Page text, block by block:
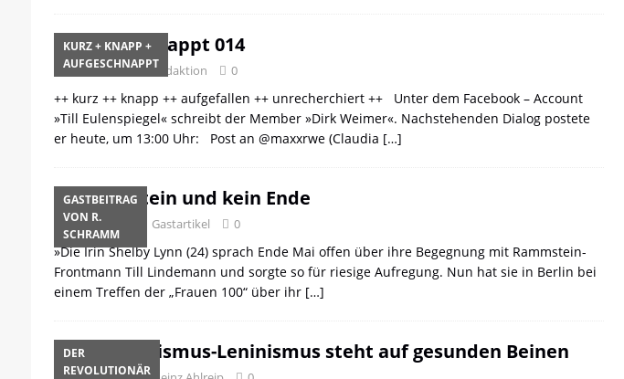
KURZ + KNAPP +
AUFGESCHNAPPT
Aufgeschnappt 014
29. Juli 2023 Redaktion 0
++ kurz ++ knapp ++ aufgefallen ++ unrecherchiert ++ Unter dem Facebook – Account
»Till Eulenspiegel« schreibt der Member »Dirk Weimer«. Nachstehenden Dialog postete
er heute, um 13:00 Uhr: Post an @maxxrwe (Claudia […]
GASTBEITRAG
VON R.
SCHRAMM
Rammstein und kein Ende
28. Juli 2023 Gastartikel 0
»Die Irin Shelby Lynn (24) sprach Ende Mai offen über ihre Begegnung mit Rammstein-
Frontmann Till Lindemann und sorgte so für riesige Aufregung. Nun hat sie in Berlin bei
einem Treffen der „Frauen 100“ über ihr […]
DER
REVOLUTIONÄR
Der Marxismus-Leninismus steht auf gesunden Beinen